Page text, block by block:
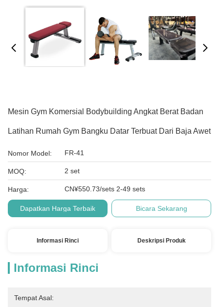
Mesin Gym Komersial Bodybuilding Angkat Berat Badan
Latihan Rumah Gym Bangku Datar Terbuat Dari Baja Awet
Nomor Model: FR-41
MOQ: 2 set
Harga: CN¥550.73/sets 2-49 sets
Dapatkan Harga Terbaik Bicara Sekarang
Informasi Rinci Deskripsi Produk
Informasi Rinci
Tempat Asal: